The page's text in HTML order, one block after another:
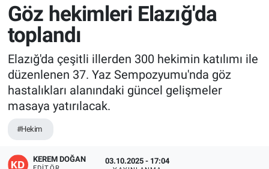
Göz hekimleri Elazığ'da
toplandı
Elazığ'da çeşitli illerden 300 hekimin katılımı ile
düzenlenen 37. Yaz Sempozyumu'nda göz
hastalıkları alanındaki güncel gelişmeler
masaya yatırılacak.
#Hekim
KEREM DOĞAN 03.10.2025 - 17:04
DİYARBAKIR
EKONOMİ
GÜNDEM
BÖLGE
DÜNYA
KÜLTÜR SANAT
Namaz Vakitleri
Trafik Durumu
Süper Lig Puan Durumu ve Fikstür
Tüm Manşetler
Son Dakika Haberleri
Haber Arşivi